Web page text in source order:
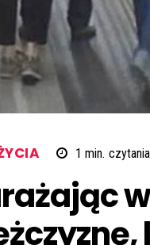
1 min. czytania